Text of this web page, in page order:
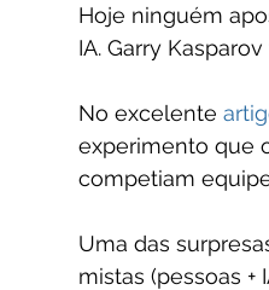
Hoje ninguém
IA. Garry
No excelente
experimento que
competiam
Uma das
mistas (pessoas +